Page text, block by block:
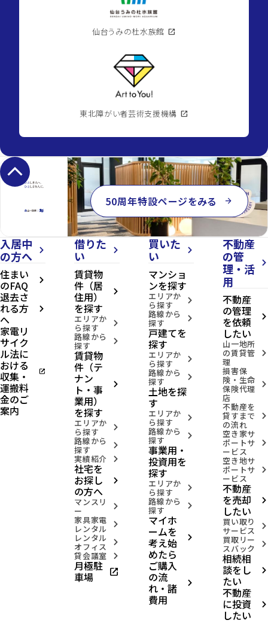
仙台うみの杜水族館 open_in_new
東北障がい者芸術支援機構 open_in_new
keyboard_arrow_up
50周年特設ページをみる arrow_forward
入居中
の方へ
arrow_forward_ios
住まい
のFAQ arrow_forward_ios
退去さ
れる方
へ
arrow_forward_ios
家電リ
サイク
ル法に
おける
収集・
運搬料
金のご
案内
open_in_new
借りた
い
arrow_forward_ios
賃貸物
件（居
住用）
を探す
arrow_forward_ios
エリアか
ら探す arrow_forward_ios
路線から
探す arrow_forward_ios
賃貸物
件（テ
ナン
ト・事
業用）
を探す
arrow_forward_ios
エリアか
ら探す arrow_forward_ios
路線から
探す arrow_forward_ios
実績紹介 arrow_forward_ios
社宅を
お探し
の方へ
arrow_forward_ios
マンスリ
ー arrow_forward_ios
家具家電
レンタル arrow_forward_ios
レンタル
オフィス arrow_forward_ios
貸会議室 arrow_forward_ios
月極駐
車場 open_in_new
買いた
い
arrow_forward_ios
マンショ
ンを探す
エリアか
ら探す arrow_forward_ios
路線から
探す arrow_forward_ios
戸建てを
探す
エリアか
ら探す arrow_forward_ios
路線から
探す arrow_forward_ios
土地を探
す
エリアか
ら探す arrow_forward_ios
路線から
探す arrow_forward_ios
事業用・
投資用を
探す
エリアか
ら探す arrow_forward_ios
路線から
探す arrow_forward_ios
マイホ
ームを
考え始
めたら
arrow_forward_ios
ご購入
の流
れ・諸
費用
arrow_forward_ios
不動産
の管
理・活
用
arrow_forward_ios
不動産
の管理
を依頼
したい
arrow_forward_ios
山一地所
の賃貸管
理
arrow_forward_ios
損害保
険・生命
保険代理
店
arrow_forward_ios
不動産を
貸すまで
の流れ
arrow_forward_ios
空き家サ
ポートサ
ービス
arrow_forward_ios
空き地サ
ポートサ
ービス
arrow_forward_ios
不動産
を売却
したい
arrow_forward_ios
買い取り
サービス arrow_forward_ios
買取リー
スバック arrow_forward_ios
相続相
談をし
たい
arrow_forward_ios
不動産
に投資
したい
arrow_forward_ios